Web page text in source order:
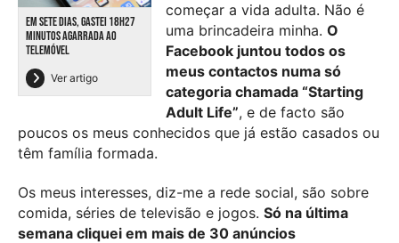
EM SETE DIAS, GASTEI 18H27
MINUTOS AGARRADA AO
TELEMÓVEL
Ver artigo
começar a vida adulta. Não é
uma brincadeira minha. O
Facebook juntou todos os
meus contactos numa só
categoria chamada “Starting
Adult Life”, e de facto são
poucos os meus conhecidos que já estão casados ou
têm família formada.
Os meus interesses, diz-me a rede social, são sobre
comida, séries de televisão e jogos. Só na última
semana cliquei em mais de 30 anúncios